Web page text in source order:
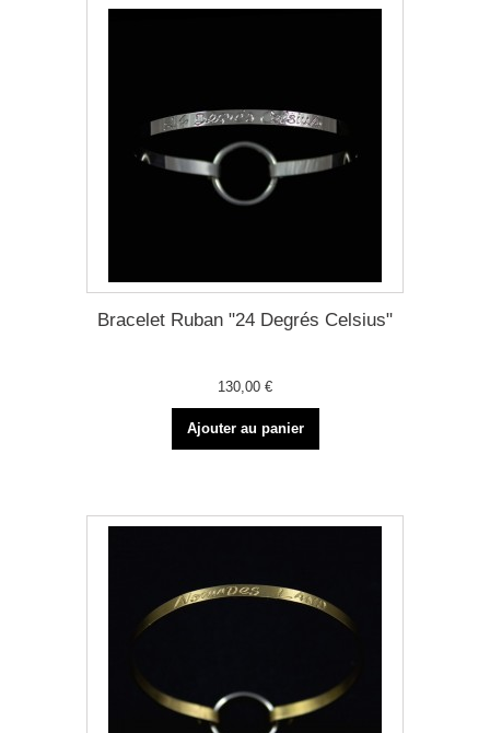
Bracelet Ruban "24 Degrés Celsius"
130,00 €
Ajouter au panier